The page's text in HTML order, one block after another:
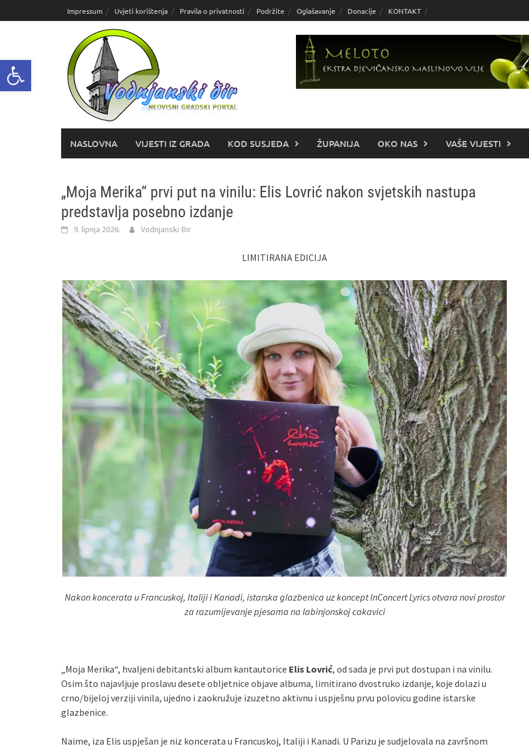
Open toolbar
do
Impressum Uvjeti korištenja Pravila o privatnosti Podržite Oglašavanje Donacije KONTAKT
NASLOVNA VIJESTI IZ GRADA KOD SUSJEDA ŽUPANIJA OKO NAS VAŠE VIJESTI
„Moja Merika“ prvi put na vinilu: Elis Lovrić nakon svjetskih nastupa
predstavlja posebno izdanje
9. lipnja 2026. Vodnjanski Đir
LIMITIRANA EDICIJA
Nakon koncerata u Francuskoj, Italiji i Kanadi, istarska glazbenica uz koncept InConcert Lyrics otvara novi prostor
za razumijevanje pjesama na labinjonskoj cakavici
„Moja Merika“, hvaljeni debitantski album kantautorice Elis Lovrić, od sada je prvi put dostupan i na vinilu.
Osim što najavljuje proslavu desete obljetnice objave albuma, limitirano dvostruko izdanje, koje dolazi u
crno/bijeloj verziji vinila, ujedno i zaokružuje izuzetno aktivnu i uspješnu prvu polovicu godine istarske
glazbenice.
Naime, iza Elis uspješan je niz koncerata u Francuskoj, Italiji i Kanadi. U Parizu je sudjelovala na završnom